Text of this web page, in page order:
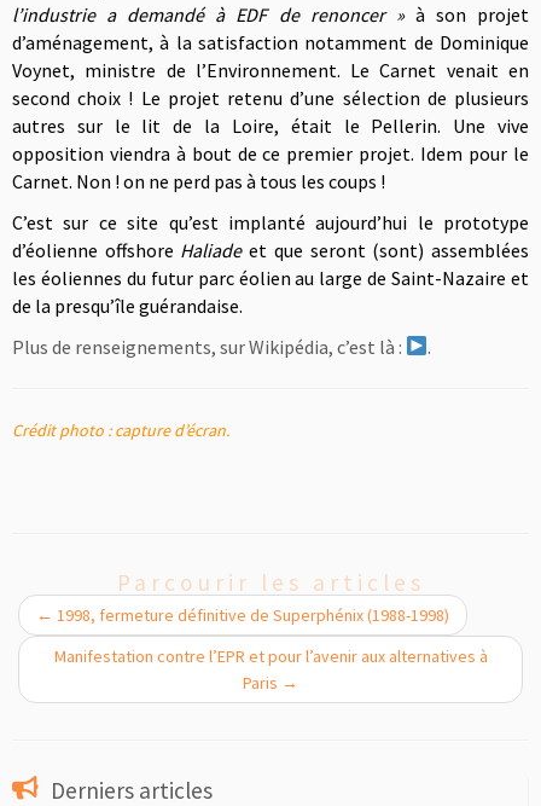
l’industrie a demandé à EDF de renoncer »à son projet
d’aménagement, à la satisfaction notamment de Dominique
Voynet, ministre de l’Environnement. Le Carnet venait en
second choix ! Le projet retenu d’une sélection de plusieurs
autres sur le lit de la Loire, était le Pellerin. Une vive
opposition viendra à bout de ce premier projet. Idem pour le
Carnet. Non ! on ne perd pas à tous les coups !
C’est sur ce site qu’est implanté aujourd’hui le prototype
d’éolienne offshore Haliadeet que seront (sont) assemblées
les éoliennes du futur parc éolien au large de Saint-Nazaire et
de la presqu’île guérandaise.
Plus de renseignements, sur Wikipédia, c’est là :
.
Crédit photo : capture d’écran.
Parcourir les articles
← 1998, fermeture définitive de Superphénix (1988-1998)
Manifestation contre l’EPR et pour l’avenir aux alternatives à
Paris →
Derniers articles